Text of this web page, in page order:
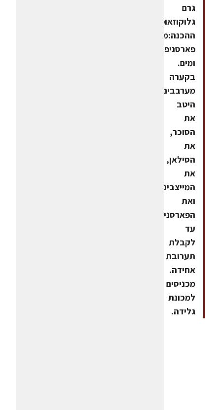
גרם
גלוקוזאופן
ההכנה:מערבבים
פארסניפ
ומים.
בקערה
מערבבים
היטב
את
הסוכר,
את
הסילאן,
את
המייצבים
ואת
הפארסניפ,
עד
לקבלת
תערובת
אחידה.
מכניסים
למכונת
גלידה.